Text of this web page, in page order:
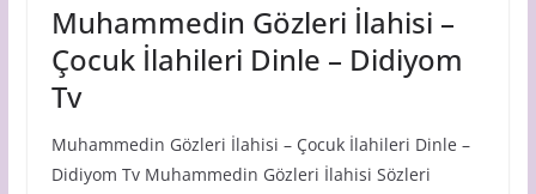
Muhammedin Gözleri İlahisi –
Çocuk İlahileri Dinle – Didiyom
Tv
Muhammedin Gözleri İlahisi – Çocuk İlahileri Dinle –
Didiyom Tv Muhammedin Gözleri İlahisi Sözleri